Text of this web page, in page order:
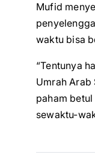
Mufid
waktu bisa
“Tentunya
Umrah
paham
sewaktu-